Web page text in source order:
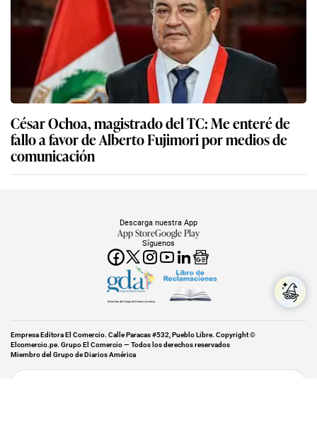
César Ochoa, magistrado del TC: Me enteré de
fallo a favor de Alberto Fujimori por medios de
comunicación
Síguenos
Descarga nuestra App
App StoreGoogle Play
Miembro del Grupo de Diarios América
Empresa Editora El Comercio. Calle Paracas #532, Pueblo Libre. Copyright ©
Elcomercio.pe. Grupo El Comercio — Todos los derechos reservados
Miembro del Grupo de Diarios América